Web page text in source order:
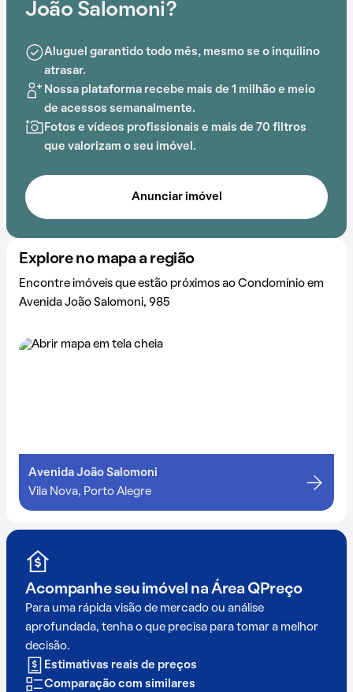
João Salomoni?
Aluguel garantido todo mês, mesmo se o inquilino
atrasar.
Nossa plataforma recebe mais de 1 milhão e meio
de acessos semanalmente.
Fotos e vídeos profissionais e mais de 70 filtros
que valorizam o seu imóvel.
Anunciar imóvel
Explore no mapa a região
Encontre imóveis que estão próximos ao Condomínio em
Avenida João Salomoni, 985
Avenida João Salomoni
Vila Nova, Porto Alegre
Acompanhe seu imóvel na Área QPreço
Para uma rápida visão de mercado ou análise
aprofundada, tenha o que precisa para tomar a melhor
decisão.
Estimativas reais de preços
Comparação com similares